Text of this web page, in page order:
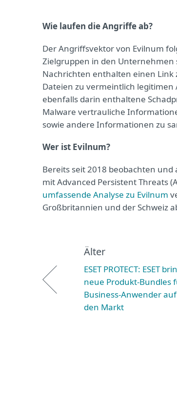
Wie laufen die Angriffe ab?
Der Angriffsvektor von Evilnum
Zielgruppen in den Unternehmen
Nachrichten enthalten einen Link
Dateien zu vermeintlich
ebenfalls darin enthaltene
Malware vertrauliche
sowie andere Informationen zu
Wer ist Evilnum?
Bereits seit 2018 beobachten und
mit Advanced Persistent Threats
umfassende Analyse zu Evilnum
Großbritannien und der Schweiz
Älter
ESET PROTECT: ESET
neue Produkt-Bundles
Business-Anwender auf
den Markt